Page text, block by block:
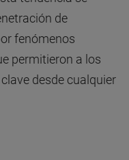
de
fenómenos
permitieron a los
desde cualquier